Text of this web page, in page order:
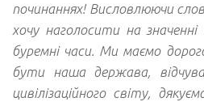
починаннях! Висловлюючи
хочу наголосити на
буремні часи. Ми маємо
бути наша держава,
цивілізаційного світу,